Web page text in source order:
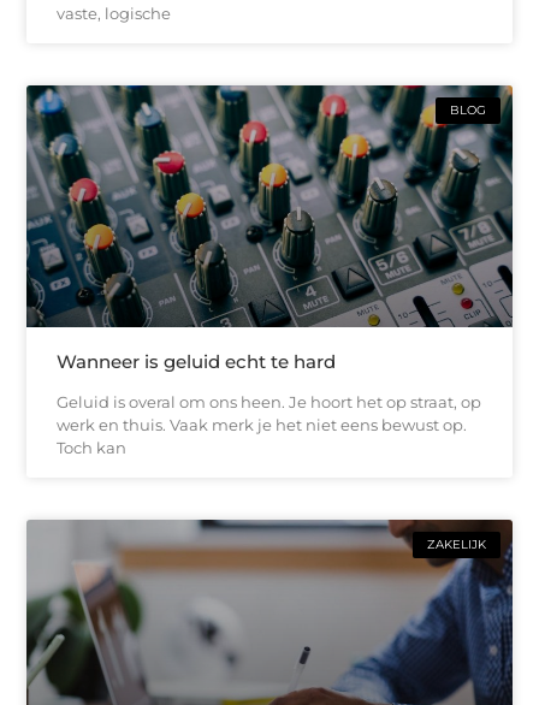
vaste, logische
BLOG
Wanneer is geluid echt te hard
Geluid is overal om ons heen. Je hoort het op straat, op
werk en thuis. Vaak merk je het niet eens bewust op.
Toch kan
ZAKELIJK